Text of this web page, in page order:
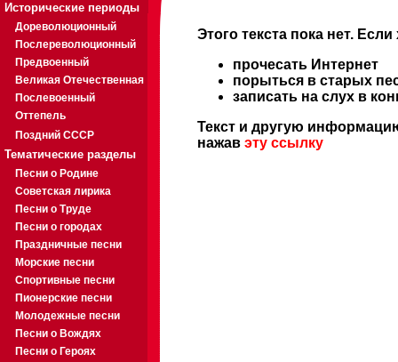
Исторические периоды
Дореволюционный
Послереволюционный
Предвоенный
Великая Отечественная
Послевоенный
Оттепель
Поздний СССР
Тематические разделы
Песни о Родине
Советская лирика
Песни о Труде
Песни о городах
Праздничные песни
Морские песни
Спортивные песни
Пионерские песни
Молодежные песни
Песни о Вождях
Песни о Героях
Этого текста пока нет.
прочесать Интернет
порыться в старых
записать на слух в
Текст и другую
нажав эту ссылку